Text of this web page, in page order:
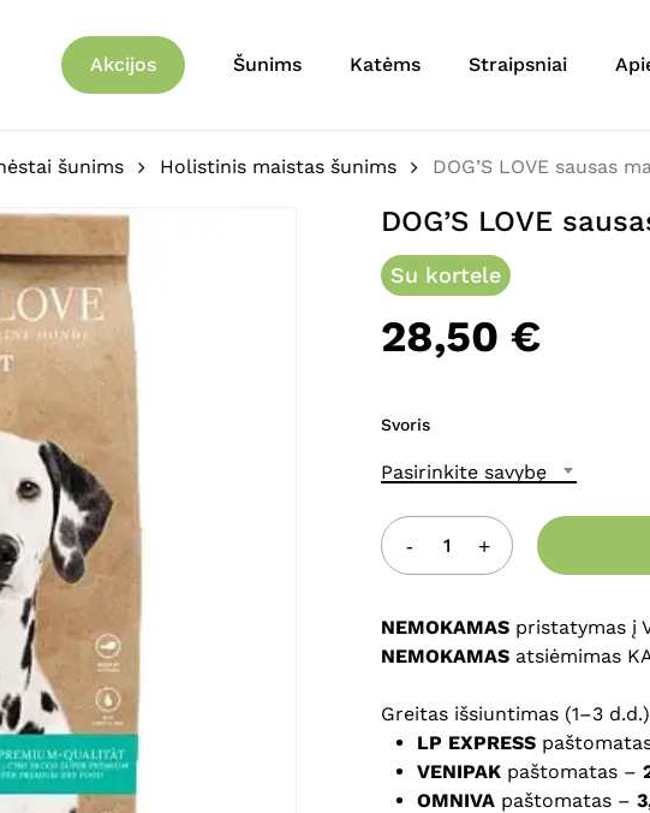
Akcijos Šunims Katėms Straipsniai
šunims Holistinis maistas šunims DOG’S LOVE sausas
DOG’S LOVE
Su kortele
28,50 €
Svoris
Pasirinkite savybę
NEMOKAMAS pristatymas į
NEMOKAMAS atsiėmimas
Greitas išsiuntimas (1–3
LP EXPRESS
VENIPAK paštomatas –
OMNIVA paštomatas –
Būkite pirmas aprašęs
Jūsų įvertinimas*
Jūsų atsiliepimas*
Pavadinimas*
Noriu savo interneto
komentarą.